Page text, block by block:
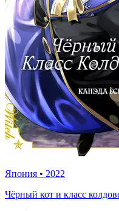
Япония • 2022
Чёрный кот и класс